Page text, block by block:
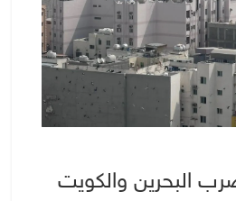
البحرين والكويت